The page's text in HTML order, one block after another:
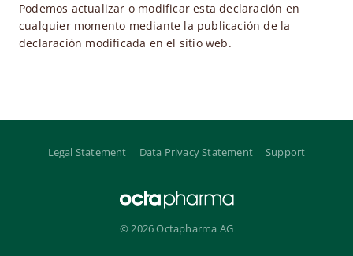
Podemos actualizar o modificar esta declaración en
cualquier momento mediante la publicación de la
declaración modificada en el sitio web.
Legal Statement Data Privacy Statement Support
© 2026 Octapharma AG